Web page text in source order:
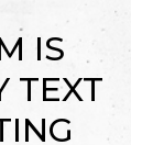
IS
TEXT